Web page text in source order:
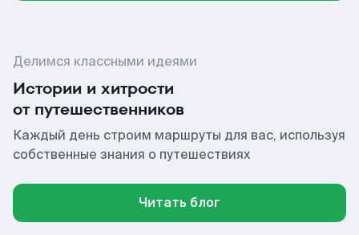
Делимся классными идеями
Истории и хитрости
от путешественников
Каждый день строим маршруты для вас, используя
собственные знания о путешествиях
Читать блог